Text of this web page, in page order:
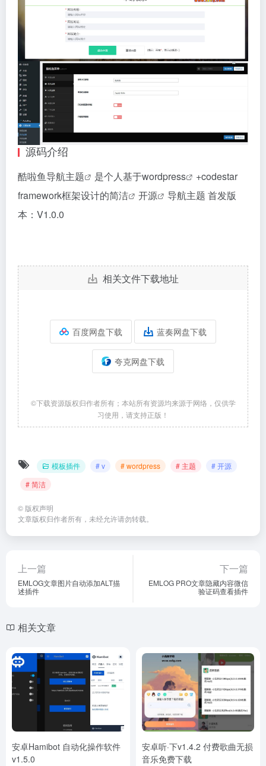
源码介绍
酷啦鱼导航主题 是个人基于wordpress
+codestar
framework框架设计的简洁 开源
导航主题 首发版
本：V1.0.0
相关文件下载地址
百度网盘下载 蓝奏网盘下载
夸克网盘下载
©下载资源版权归作者所有；本站所有资源均来源于网络，仅供学
习使用，请支持正版！
模板插件 # v # wordpress # 主题
# 开源
# 简洁
© 版权声明
文章版权归作者所有，未经允许请勿转载。
上一篇
EMLOG文章图片自动添加ALT描
述插件
下一篇
EMLOG PRO文章隐藏内容微信
验证码查看插件
相关文章
安卓Hamibot 自动化操作软件
v1.5.0
安卓听·下v1.4.2 付费歌曲无损
音乐免费下载